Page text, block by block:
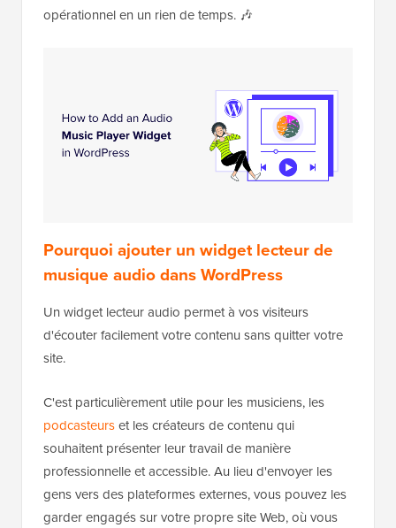
opérationnel en un rien de temps. 🎶
Pourquoi ajouter un widget lecteur de
musique audio dans WordPress
Un widget lecteur audio permet à vos visiteurs
d'écouter facilement votre contenu sans quitter votre
site.
C'est particulièrement utile pour les musiciens, les
podcasteurset les créateurs de contenu qui
souhaitent présenter leur travail de manière
professionnelle et accessible. Au lieu d'envoyer les
gens vers des plateformes externes, vous pouvez les
garder engagés sur votre propre site Web, où vous